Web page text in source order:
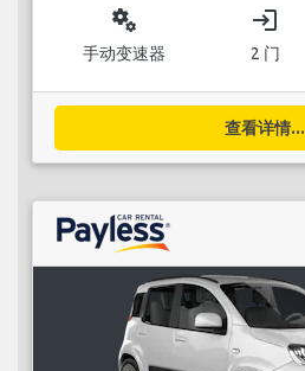
miscellaneous_services
手动变速器
login
2 门
查看详情...